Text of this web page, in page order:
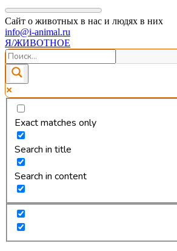
Сайт о животных в нас и людях в них
info@i-animal.ru
Я/ЖИВОТНОЕ
Exact matches only
Search in title
Search in content